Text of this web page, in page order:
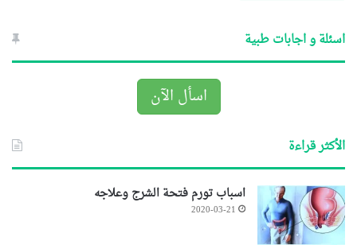
اسئلة و اجابات طبية
اسأل الآن
الأكثر قراءة
اسباب تورم فتحة الشرج وعلاجه
2020-03-21